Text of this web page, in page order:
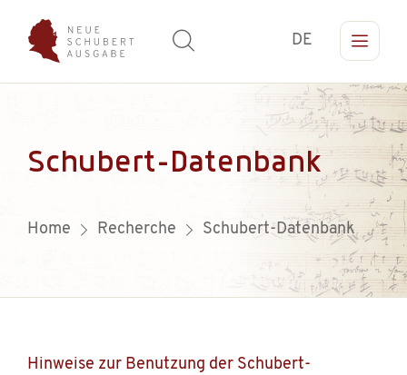
DE
Schubert-Datenbank
Home Recherche Schubert-Datenbank
Hinweise zur Benutzung der Schubert-